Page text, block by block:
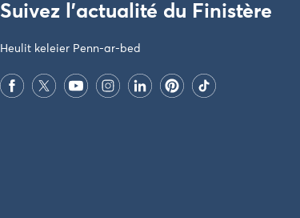
Suivez l'actualité du Finistère
Heulit keleier Penn-ar-bed